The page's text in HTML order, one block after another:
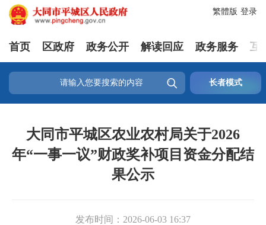
登录
繁體版
首页 区政府 政务公开 解读回应 政务服务 互
 长者模式
大同市平城区农业农村局关于2026
年“一事一议”财政奖补项目资金分配结
果公示
发布时间： 2026-06-03 16:37